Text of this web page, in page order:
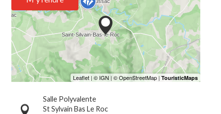
Salle Polyvalente
St Sylvain Bas Le Roc